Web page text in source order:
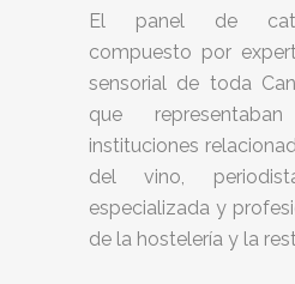
El panel de
compuesto por
sensorial de toda
que
instituciones
del vino,
especializada y
de la hostelería y la